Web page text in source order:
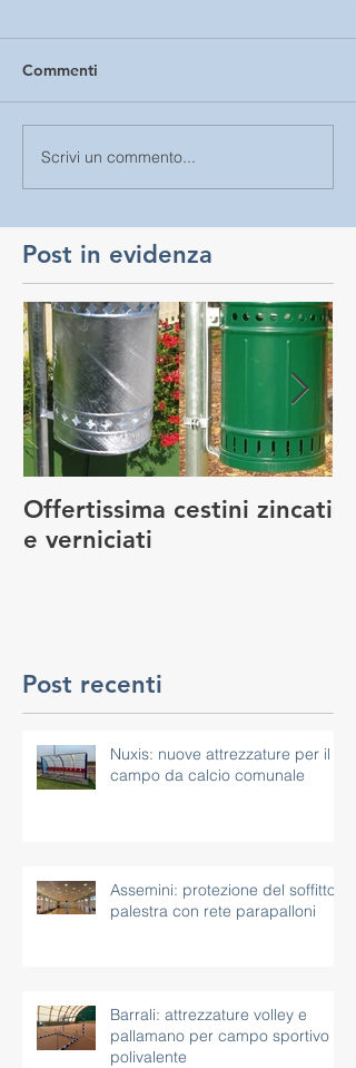
Commenti
Scrivi un commento...
Post in evidenza
Offertissima cestini zincati
e verniciati
Post recenti
Nuxis: nuove attrezzature per il
campo da calcio comunale
Assemini: protezione del soffitto
palestra con rete parapalloni
Barrali: attrezzature volley e
pallamano per campo sportivo
polivalente